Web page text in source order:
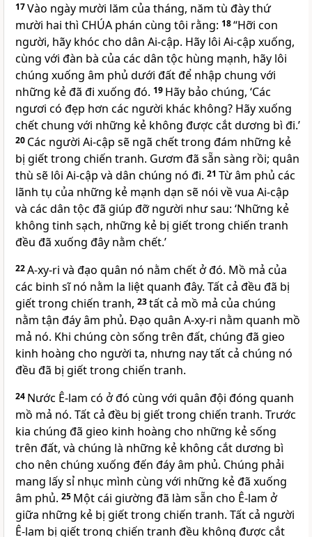
17Vào ngày mười lăm của tháng, năm tù đày thứ
mười hai thì CHÚA phán cùng tôi rằng: 18“Hỡi con
người, hãy khóc cho dân Ai-cập. Hãy lôi Ai-cập xuống,
cùng với đàn bà của các dân tộc hùng mạnh, hãy lôi
chúng xuống âm phủ dưới đất để nhập chung với
những kẻ đã đi xuống đó. 19 Hãy bảo chúng, ‘Các
ngươi có đẹp hơn các người khác không? Hãy xuống
chết chung với những kẻ không được cắt dương bì đi.’
20 Các người Ai-cập sẽ ngã chết trong đám những kẻ
bị giết trong chiến tranh. Gươm đã sẵn sàng rồi; quân
thù sẽ lôi Ai-cập và dân chúng nó đi. 21 Từ âm phủ các
lãnh tụ của những kẻ mạnh dạn sẽ nói về vua Ai-cập
và các dân tộc đã giúp đỡ người như sau: ‘Những kẻ
không tinh sạch, những kẻ bị giết trong chiến tranh
đều đã xuống đây nằm chết.’
22A-xy-ri và đạo quân nó nằm chết ở đó. Mồ mả của
các binh sĩ nó nằm la liệt quanh đây. Tất cả đều đã bị
giết trong chiến tranh, 23tất cả mồ mả của chúng
nằm tận đáy âm phủ. Đạo quân A-xy-ri nằm quanh mồ
mả nó. Khi chúng còn sống trên đất, chúng đã gieo
kinh hoàng cho người ta, nhưng nay tất cả chúng nó
đều đã bị giết trong chiến tranh.
24 Nước Ê-lam có ở đó cùng với quân đội đóng quanh
mồ mả nó. Tất cả đều bị giết trong chiến tranh. Trước
kia chúng đã gieo kinh hoàng cho những kẻ sống
trên đất, và chúng là những kẻ không cắt dương bì
cho nên chúng xuống đến đáy âm phủ. Chúng phải
mang lấy sỉ nhục mình cùng với những kẻ đã xuống
âm phủ. 25 Một cái giường đã làm sẵn cho Ê-lam ở
giữa những kẻ bị giết trong chiến tranh. Tất cả người
Ê-lam bị giết trong chiến tranh đều không được cắt